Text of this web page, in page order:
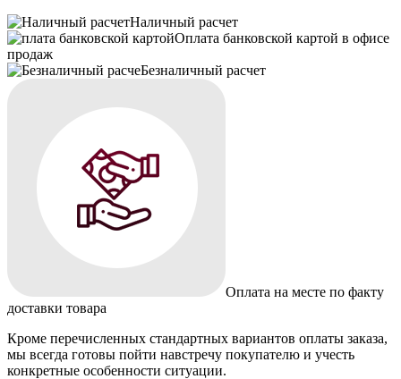
Наличный расчет
Оплата банковской картой в офисе
продаж
Безналичный расчет
Оплата на месте по факту
доставки товара
Кроме перечисленных стандартных вариантов оплаты заказа,
мы всегда готовы пойти навстречу покупателю и учесть
конкретные особенности ситуации.